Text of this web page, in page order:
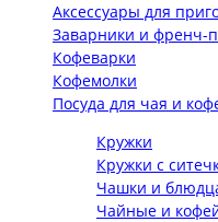
Аксессуары для
Заварники и френч-
Кофеварки
Кофемолки
Посуда для чая и
Кружки
Кружки с
Чашки и
Чайные и